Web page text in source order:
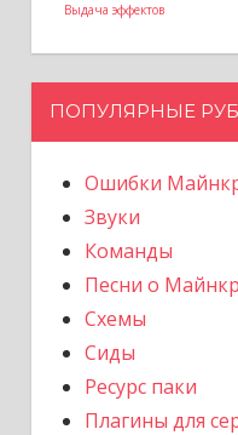
Выдача эффектов
ПОПУЛЯРНЫЕ
Ошибки
Звуки
Команды
Песни о
Схемы
Сиды
Ресурс паки
Плагины для